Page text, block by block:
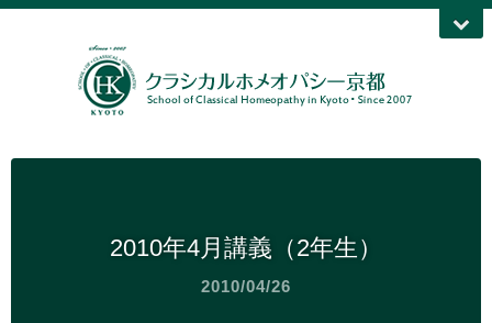
2010年4月講義（2年生）
2010/04/26